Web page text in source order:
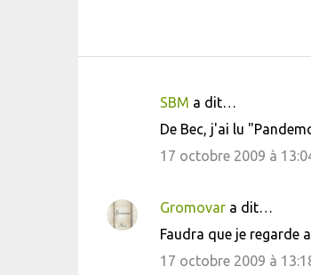
e
SBM a dit…
De Bec, j'ai lu
17 octobre 2009 à
Gromovara dit…
Faudra que je regarde
17 octobre 2009 à